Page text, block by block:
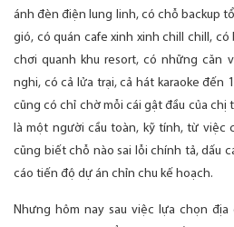
ánh đèn điện lung linh, có chỗ backup
gió, có quán cafe xinh xinh chill chill, có
chơi quanh khu resort, có những căn
nghi, có cả lửa trại, cả hát karaoke đến
cũng có chỉ chờ mỗi cái gật đầu của chị
là một người cầu toàn, kỹ tính, từ việc
cũng biết chỗ nào sai lỗi chính tả, dấu
cáo tiến độ dự án chỉn chu kế hoạch.
Nhưng hôm nay sau việc lựa chọn